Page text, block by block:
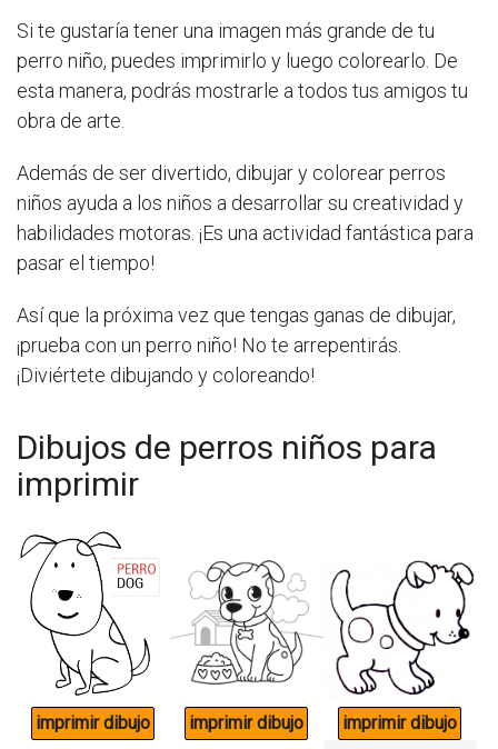
Si te gustaría tener una imagen más grande de tu
perro niño, puedes imprimirlo y luego colorearlo. De
esta manera, podrás mostrarle a todos tus amigos tu
obra de arte.
Además de ser divertido, dibujar y colorear perros
niños ayuda a los niños a desarrollar su creatividad y
habilidades motoras. ¡Es una actividad fantástica para
pasar el tiempo!
Así que la próxima vez que tengas ganas de dibujar,
¡prueba con un perro niño! No te arrepentirás.
¡Diviértete dibujando y coloreando!
Dibujos de perros niños para
imprimir